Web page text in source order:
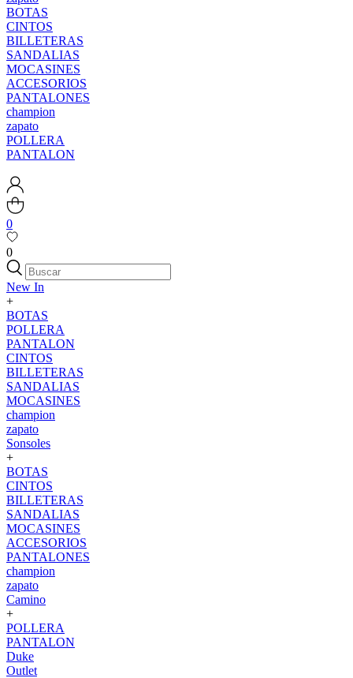
BOTAS
CINTOS
BILLETERAS
SANDALIAS
MOCASINES
ACCESORIOS
PANTALONES
champion
zapato
POLLERA
PANTALON
0
0
New In
+
BOTAS
POLLERA
PANTALON
CINTOS
BILLETERAS
SANDALIAS
MOCASINES
champion
zapato
Sonsoles
+
BOTAS
CINTOS
BILLETERAS
SANDALIAS
MOCASINES
ACCESORIOS
PANTALONES
champion
zapato
Camino
+
POLLERA
PANTALON
Duke
Outlet